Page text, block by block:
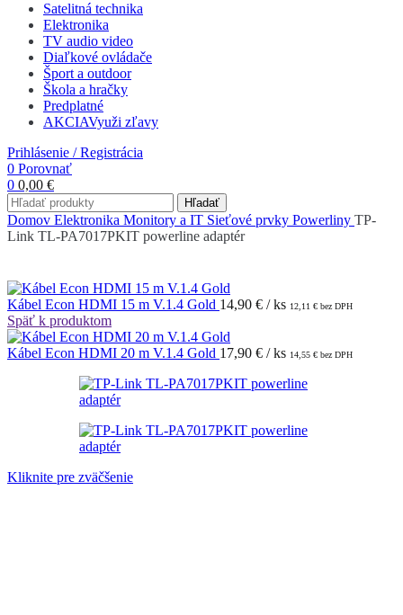
Satelitná technika
Elektronika
TV audio video
Diaľkové ovládače
Šport a outdoor
Škola a hračky
Predplatné
AKCIAVyuži zľavy
Prihlásenie / Registrácia
0 Porovnať
0 0,00 €
Hľadať
Domov Elektronika Monitory a IT Sieťové prvky Powerliny TP-
Link TL-PA7017PKIT powerline adaptér
Kábel Econ HDMI 15 m V.1.4 Gold 14,90 € / ks 12,11 € bez DPH
Späť k produktom
Kábel Econ HDMI 20 m V.1.4 Gold 17,90 € / ks 14,55 € bez DPH
Kliknite pre zväčšenie